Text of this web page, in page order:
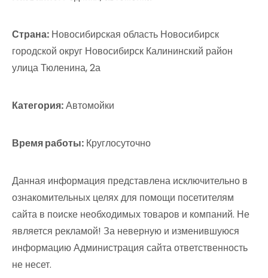
Страна: Новосибирская область Новосибирск
городской округ Новосибирск Калининский район
улица Тюленина, 2а
Категория:Автомойки
Время работы: Круглосуточно
Данная информация представлена исключительно в
ознакомительных целях для помощи посетителям
сайта в поиске необходимых товаров и компаний. Не
является рекламой! За неверную и изменившуюся
информацию Администрация сайта ответственность
не несет.